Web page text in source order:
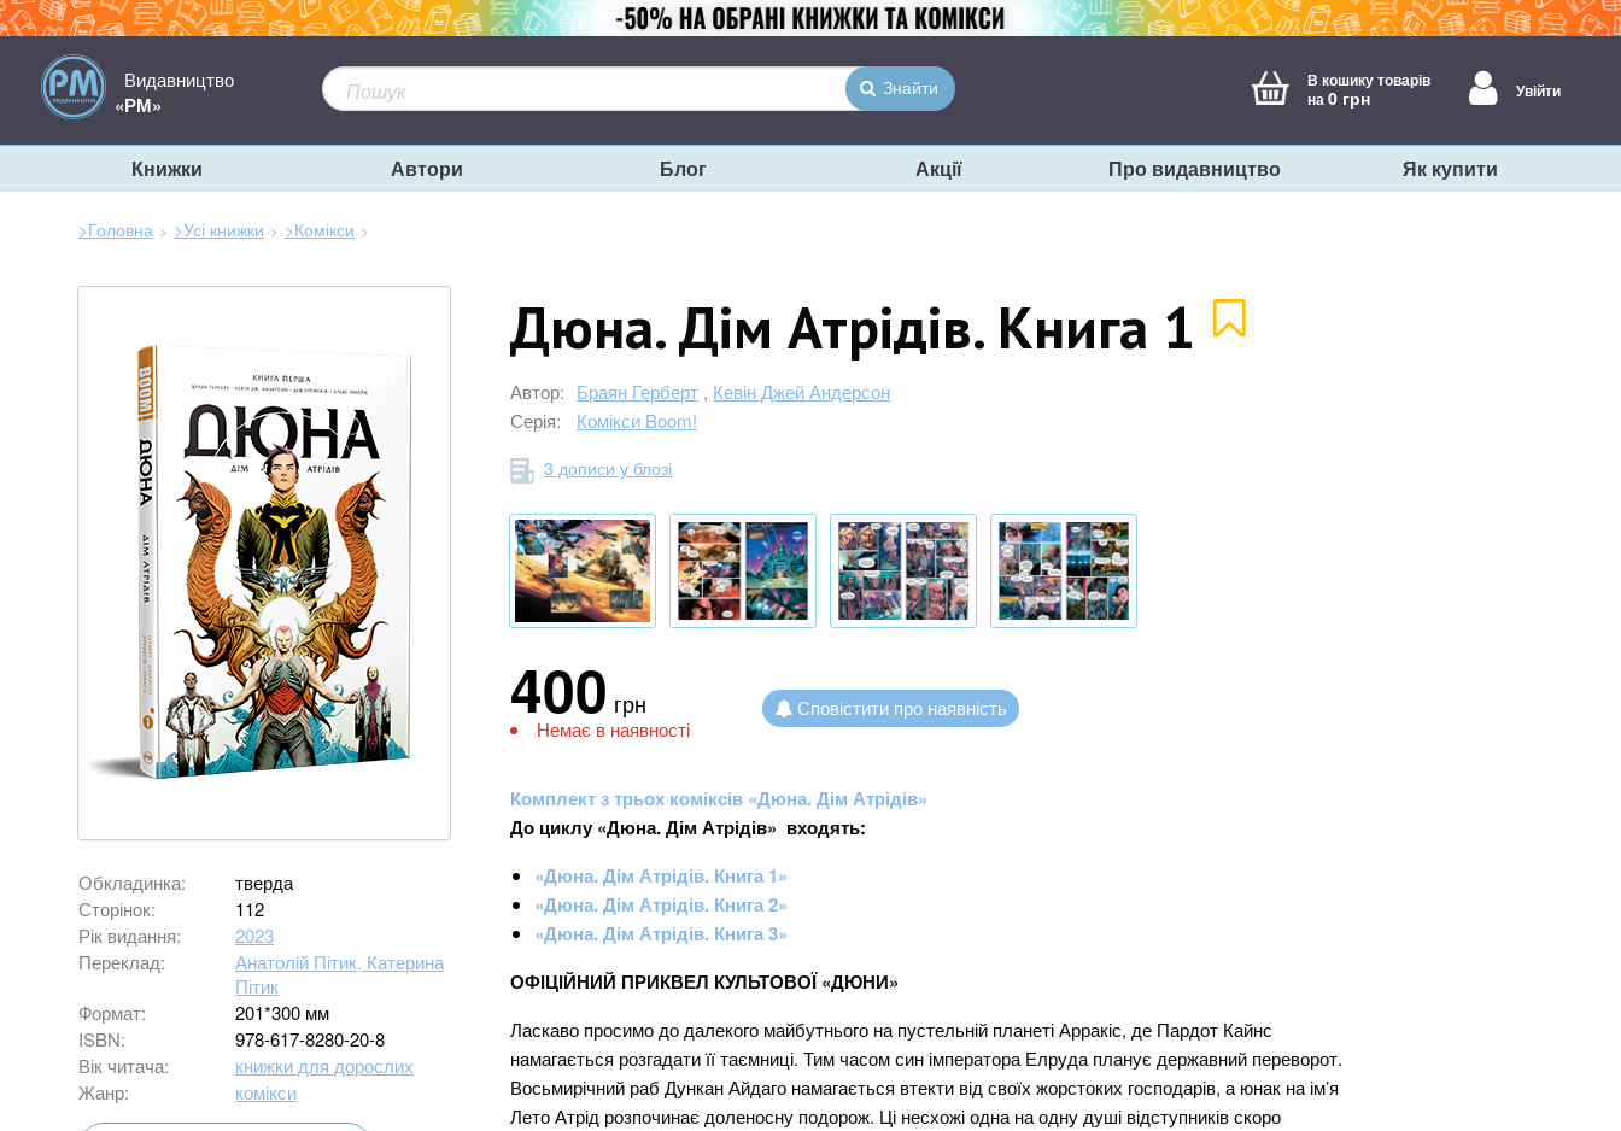
Видавництво
«РМ»
Знайти
В кошику товарів
на0 грн Увійти
Книжки Автори Блог Акції Про видавництво Як купити
>Головна >Усі книжки
>Комікси
тут:
Обкладинка:
тверда
Сторінок:
112
Рік видання:
2023
Переклад:
Анатолій Пітик, Катерина
Пітик
Формат:
201*300 мм
ISBN:
978-617-8280-20-8
Вік читача:
книжки для дорослих
Жанр:
комікси
Дюна. Дім Атрідів. Книга 1
Автор: Браян Герберт , Кевін Джей Андерсон
Серія:
Комікси Boom!
3 дописи у блозі
400 грн
Немає в наявності
Сповістити про наявність
Комплект з трьох коміксів «Дюна. Дім Атрідів»
До циклу «Дюна. Дім Атрідів» входять:
«Дюна. Дім Атрідів. Книга 1»
«Дюна. Дім Атрідів. Книга 2»
«Дюна. Дім Атрідів. Книга 3»
ОФІЦІЙНИЙ ПРИКВЕЛ КУЛЬТОВОЇ «ДЮНИ»
Ласкаво просимо до далекого майбутнього на пустельній планеті Арракіс, де Пардот Кайнс
намагається розгадати її таємниці. Тим часом син імператора Елруда планує державний переворот.
Восьмирічний раб Дункан Айдаго намагається втекти від своїх жорстоких господарів, а юнак на ім’я
Лето Атрід розпочинає доленосну подорож. Ці несхожі одна на одну душі відступників скоро